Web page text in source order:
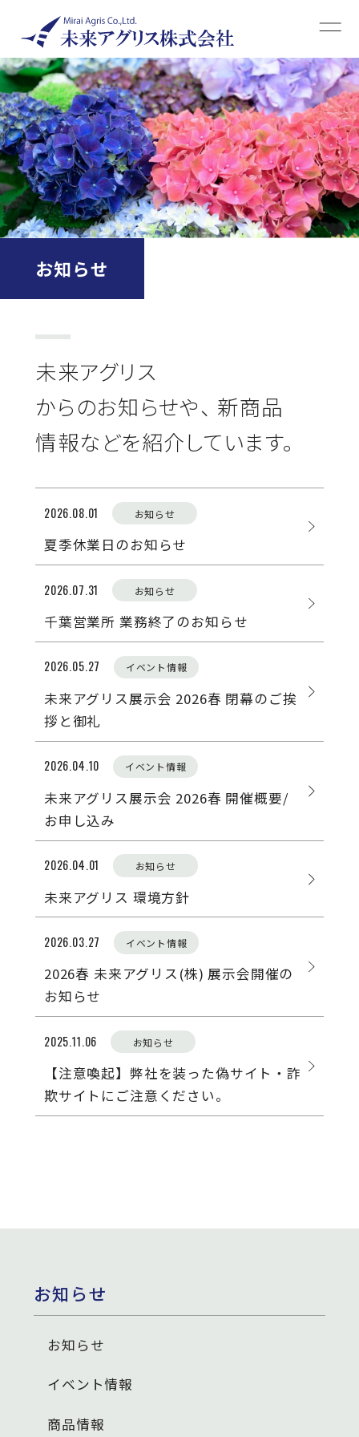
事業案内
企業情報
採用情報
お問い合わせ
花苗・宿根草、観葉植物、園芸資材
facebook
Instagram
Instagram Homeuse
お知らせ
未来アグリス
からのお知らせや、 新商品
情報などを紹介しています。
2026.08.01 お知らせ
夏季休業日のお知らせ
2026.07.31 お知らせ
千葉営業所 業務終了のお知らせ
2026.05.27 イベント情報
未来アグリス展示会 2026春 閉幕のご挨
拶と御礼
2026.04.10 イベント情報
未来アグリス展示会 2026春 開催概要/
お申し込み
2026.04.01 お知らせ
未来アグリス 環境方針
2026.03.27 イベント情報
2026春 未来アグリス(株) 展示会開催の
お知らせ
2025.11.06 お知らせ
【注意喚起】弊社を装った偽サイト・詐
欺サイトにご注意ください。
お知らせ
お知らせ
イベント情報
商品情報